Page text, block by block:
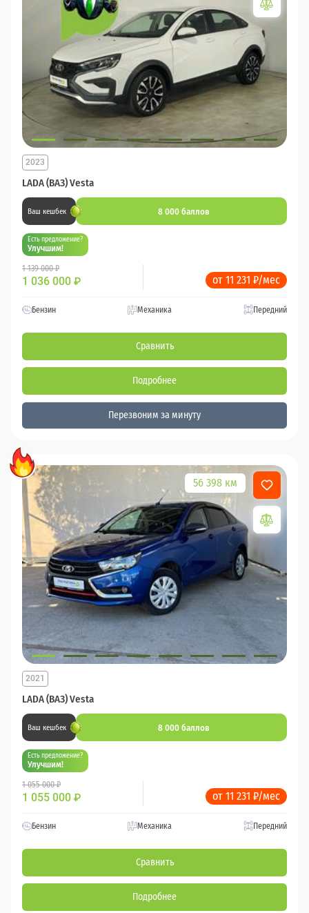
LADA (ВАЗ) Vesta
2023
Ваш кешбек 8 000 баллов
Есть предложение?
Улучшим!
1 139 000 ₽
1 036 000 ₽ от 11 231 ₽/мес
Бензин Механика Передний
Сравнить
Подробнее
Перезвоним за минуту
56 398 км
LADA (ВАЗ) Vesta
2021
Ваш кешбек 8 000 баллов
Есть предложение?
Улучшим!
1 055 000 ₽
1 055 000 ₽ от 11 231 ₽/мес
Бензин Механика Передний
Сравнить
Подробнее